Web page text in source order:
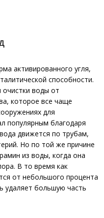
активированного угля,
способности.
очистки воды от
которое все чаще
для
популярным благодаря
движется по трубам,
Но по той же причине
из воды, когда она
В то время как
от небольшого процента
удаляет большую часть